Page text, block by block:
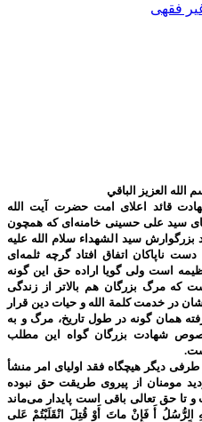
غیر فقهی
الله العزیز الباقي
قائد اعلای امت حضرت آیت الله
سید علی حسینی خامنه‌ای که همچون
بزرگوارش سید الشهداء سلام الله علیه
دست ناپاکان اتفاق افتاد گرچه ثلمه‌ای
است ولی گویا اراده حق این گونه
که مرگ بزرگان هم بالاتر از زندگی
در خدمت کلمة الله و حیات دین قرار
همان گونه در طول تاریخ، مرگ و به
شهادت بزرگان گواه این مطلب
طرفی دیگر هیچگاه فقد اولیای امر منشأ
مومنان از پیروی طریقت حق نبوده
حق تعالی باقی است پایدار می‌ماند
أَ فَإِنْ ماتَ أَوْ قُتِلَ انْقَلَبْتُمْ عَلى‌